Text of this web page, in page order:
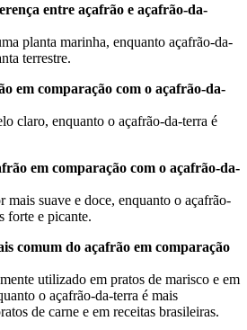
entre açafrão e açafrão-da-
planta marinha, enquanto açafrão-da-
terrestre.
em comparação com o açafrão-da-
claro, enquanto o açafrão-da-terra é
em comparação com o açafrão-da-
mais suave e doce, enquanto o açafrão-
forte e picante.
comum do açafrão em comparação
utilizado em pratos de marisco e em
o açafrão-da-terra é mais
de carne e em receitas brasileiras.